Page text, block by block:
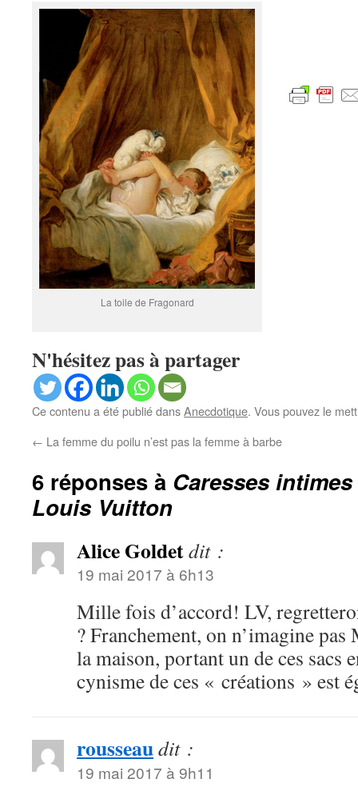
La toile de Fragonard
N'hésitez pas à partager
Ce contenu a été publié dansAnecdotique. Vous pouvez le
← La femme du poilu n’est pas la femme à barbe
6 réponses à Caresses
Louis Vuitton
Alice Goldetdit :
19 mai 2017 à 6h13
Mille fois d’accord! LV,
? Franchement, on n’imagine
la maison, portant un de ces
cynisme de ces « créations » est
rousseaudit :
19 mai 2017 à 9h11